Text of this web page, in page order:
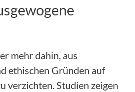
mehr dahin, aus
ethischen Gründen auf
verzichten. Studien zeigen